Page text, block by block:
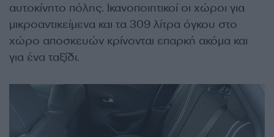
αυτοκίνητο πόλης. Ικανοποιητικοί οι χώροι για
μικροαντικείμενα και τα 309 λίτρα όγκου στο
χώρο αποσκευών κρίνονται επαρκή ακόμα και
για ένα ταξίδι.